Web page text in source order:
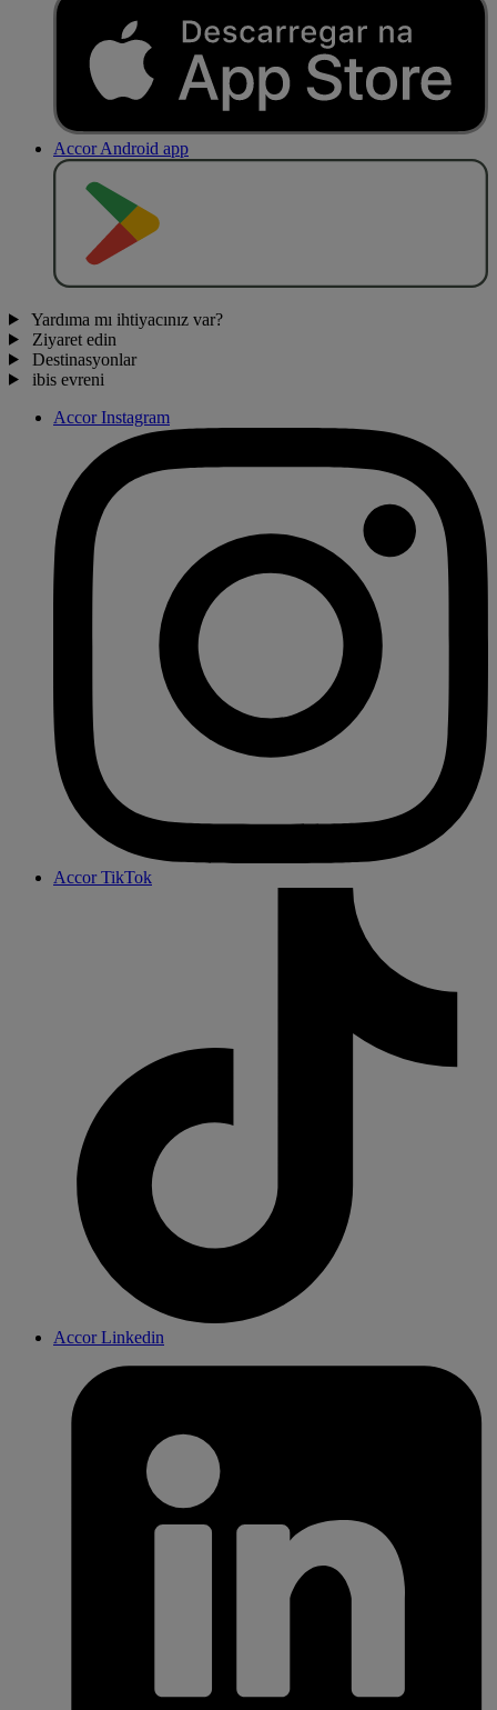
Accor Android app
Yardıma mı ihtiyacınız var?
Ziyaret edin
Destinasyonlar
ibis evreni
Accor Instagram
Accor TikTok
Accor Linkedin